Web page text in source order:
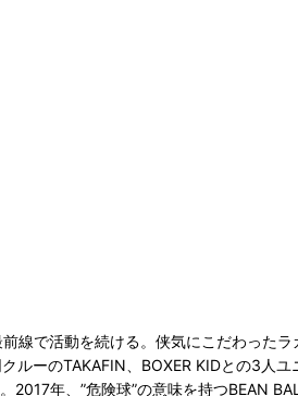
で活動を続ける。侠気にこだわった
ーのTAKAFIN、BOXER KIDとの3人
年、”危険球”の意味を持つBEAN